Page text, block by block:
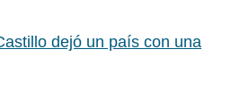
dejó un país con una